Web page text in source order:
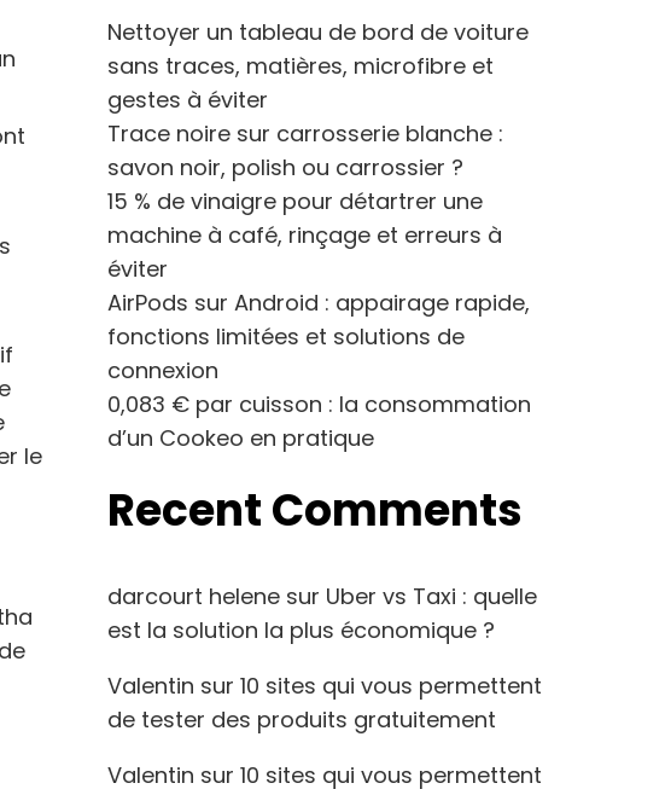
le
Nettoyer un tableau de bord de voiture
sans traces, matières, microfibre et
gestes à éviter
Trace noire sur carrosserie blanche :
savon noir, polish ou carrossier ?
15 % de vinaigre pour détartrer une
machine à café, rinçage et erreurs à
éviter
AirPods sur Android : appairage rapide,
fonctions limitées et solutions de
connexion
0,083 € par cuisson : la consommation
d’un Cookeo en pratique
Recent Comments
darcourt helene sur Uber vs Taxi : quelle
est la solution la plus économique ?
Valentin sur 10 sites qui vous permettent
de tester des produits gratuitement
Valentin sur 10 sites qui vous permettent